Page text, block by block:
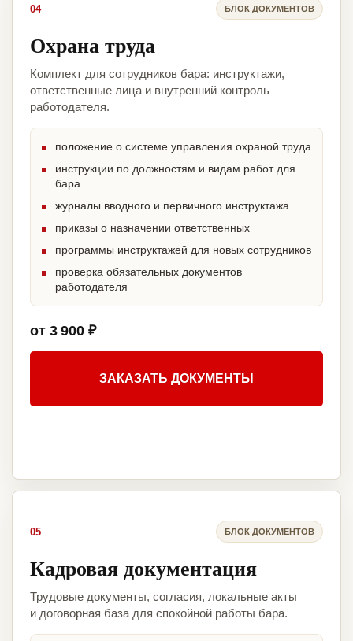
04 БЛОК ДОКУМЕНТОВ
Охрана труда
Комплект для сотрудников бара: инструктажи,
ответственные лица и внутренний контроль
работодателя.
положение о системе управления охраной труда
инструкции по должностям и видам работ для
бара
журналы вводного и первичного инструктажа
приказы о назначении ответственных
программы инструктажей для новых сотрудников
проверка обязательных документов
работодателя
от 3 900 ₽
ЗАКАЗАТЬ ДОКУМЕНТЫ
05 БЛОК ДОКУМЕНТОВ
Кадровая документация
Трудовые документы, согласия, локальные акты
и договорная база для спокойной работы бара.